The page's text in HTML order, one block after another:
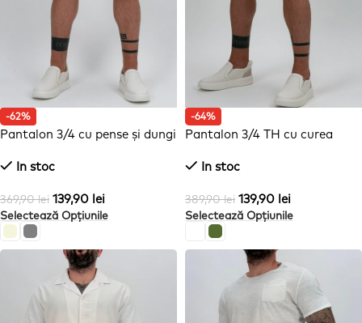
-62%
Pantalon 3/4 cu pense și dungi
In stoc
369,90lei 139,90 lei
Selectează Opțiunile
-64%
Pantalon 3/4 TH cu curea
In stoc
389,90lei 139,90 lei
Selectează Opțiunile